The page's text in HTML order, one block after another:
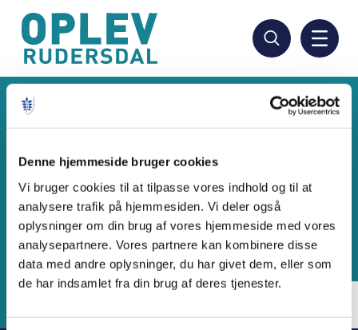
Denne hjemmeside bruger cookies
Vi bruger cookies til at tilpasse vores indhold og til at
analysere trafik på hjemmesiden. Vi deler også
oplysninger om din brug af vores hjemmeside med vores
analysepartnere. Vores partnere kan kombinere disse
data med andre oplysninger, du har givet dem, eller som
de har indsamlet fra din brug af deres tjenester.
hovedindhold